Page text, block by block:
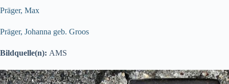
Präger, Max
Präger, Johanna geb. Groos
Bildquelle(n): AMS